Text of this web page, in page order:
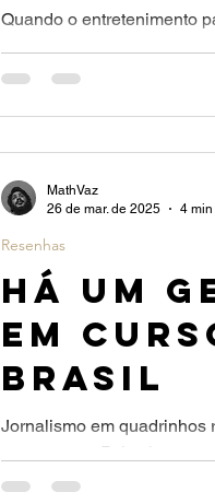
Quando o entretenimento
apatia. Inimiga dos amores
entretenimento colide com
Há um
em
Brasil
Jornalismo em quadrinhos
em curso na Palestina e no
Resenhas
MathVaz
26 de mar. de 2025
4